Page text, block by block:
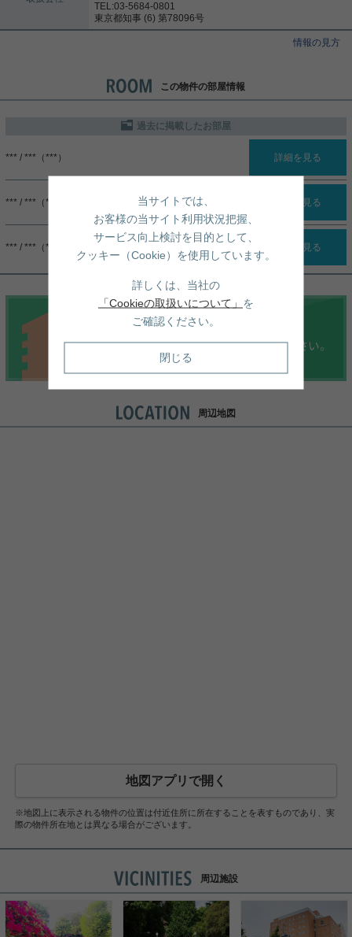
TEL:03-5684-0801
東京都知事 (6) 第78096号
情報の見方
この物件の部屋情報
過去に掲載したお部屋
*** / ***（***） 詳細を見る
*** / ***（***） 詳細を見る
*** / ***（***） 詳細を見る
周辺地図
地図アプリで開く
※地図上に表示される物件の位置は付近住所に所在することを表すものであり、実
際の物件所在地とは異なる場合がございます。
周辺施設
当サイトでは、
お客様の当サイト利用状況把握、
サービス向上検討を目的として、
クッキー（Cookie）を使用しています。
詳しくは、当社の
「Cookieの取扱いについて」 を
ご確認ください。
閉じる